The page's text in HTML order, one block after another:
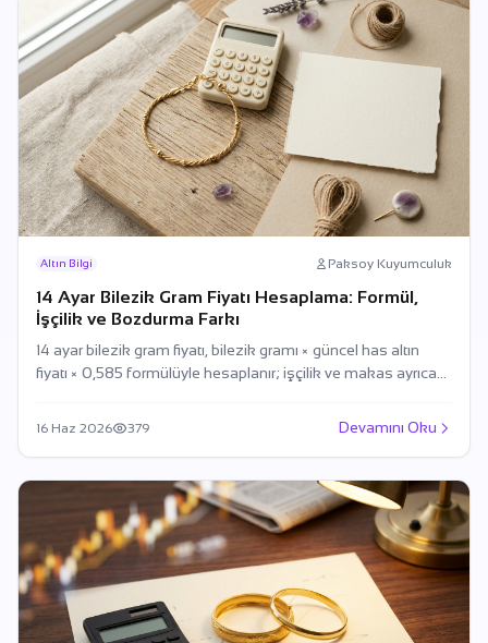
Altın Bilgi Paksoy Kuyumculuk
14 Ayar Bilezik Gram Fiyatı Hesaplama: Formül,
İşçilik ve Bozdurma Farkı
14 ayar bilezik gram fiyatı, bilezik gramı × güncel has altın
fiyatı × 0,585 formülüyle hesaplanır; işçilik ve makas ayrıca
16 Haz 2026 379 Devamını Oku